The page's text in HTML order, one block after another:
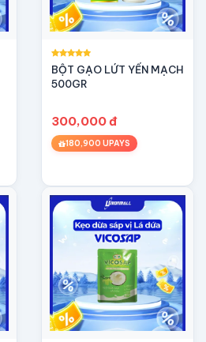
BỘT GẠO LỨT YẾN MẠCH
500GR
300,000 đ
180,900 UPAYS